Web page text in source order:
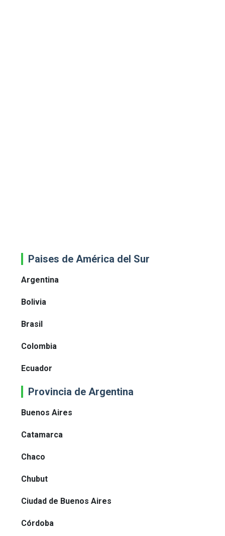
Paises de América del Sur
Argentina
Bolivia
Brasil
Colombia
Ecuador
Provincia de Argentina
Buenos Aires
Catamarca
Chaco
Chubut
Ciudad de Buenos Aires
Córdoba